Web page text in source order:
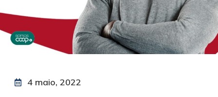
4 maio, 2022